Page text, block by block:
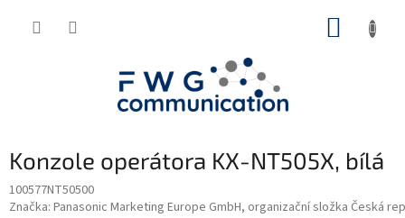
Konzole operátora KX-NT505X, bílá
100577NT50500
Značka: Panasonic Marketing Europe GmbH, organizační složka Česká